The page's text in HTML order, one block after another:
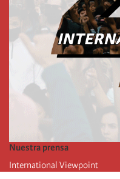
Nuestra prensa
International Viewpoint